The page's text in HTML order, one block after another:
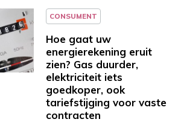
CONSUMENT
Hoe gaat uw
energierekening eruit
zien? Gas duurder,
elektriciteit iets
goedkoper, ook
tariefstijging voor vaste
contracten